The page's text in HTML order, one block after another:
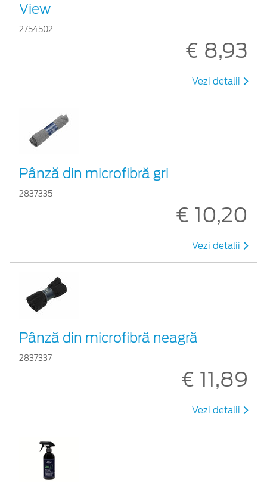
View
2754502
€ 8,93
Vezi detalii
Pânză din microfibră gri
2837335
€ 10,20
Vezi detalii
Pânză din microfibră neagră
2837337
€ 11,89
Vezi detalii